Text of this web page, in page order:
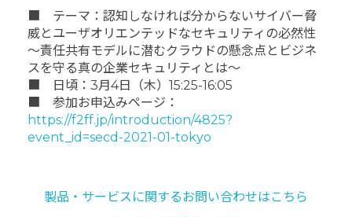
■ テーマ：認知しなければ分からないサイバー脅
威とユーザオリエンテッドなセキュリティの必然性
～責任共有モデルに潜むクラウドの懸念点とビジネ
スを守る真の企業セキュリティとは～
■ 日頃：3月4日（木）15:25-16:05
■ 参加お申込みページ：
https://f2ff.jp/introduction/4825?
event_id=secd-2021-01-tokyo
製品・サービスに関するお問い合わせはこちら